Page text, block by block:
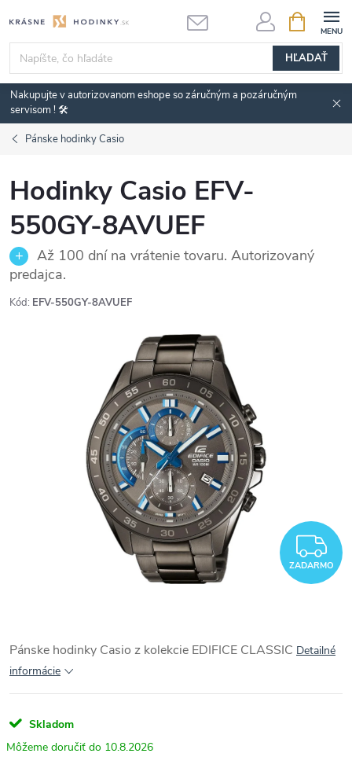
na
obsah
HĽADAŤ
KOŠÍK
Nakupujte v autorizovanom eshope so záručným a pozáručným
servisom ! 🛠️
Pánske hodinky Casio
Hodinky Casio EFV-
550GY-8AVUEF
Až 100 dní na vrátenie tovaru. Autorizovaný
predajca.
Kód: EFV-550GY-8AVUEF
ZADARMO
Pánske hodinky Casio z kolekcie EDIFICE CLASSIC Detailné
informácie
Skladom
10.8.2026